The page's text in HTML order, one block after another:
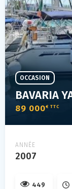
89 000€ TTC
OCCASION
ANNÉE
2007
449